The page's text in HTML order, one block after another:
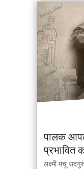
पालक
प्रभावित
लक्ष्मी मंचू